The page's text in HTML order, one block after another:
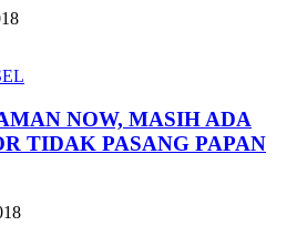
NOW, MASIH ADA
TIDAK PASANG PAPAN